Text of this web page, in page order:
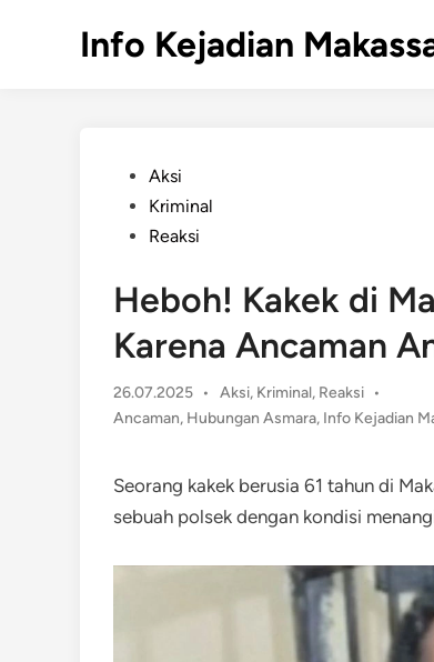
Info Kejadian
PostedAksi
Kriminal
Reaksi
Heboh! Kakek di
Karena Ancaman
26.07.2025 •
Posted
in
Aksi, Kriminal, Reaksi
•
Ancaman, Hubungan Asmara, Info Kejadian
Seorang kakek berusia 61 tahun di
sebuah polsek dengan kondisi